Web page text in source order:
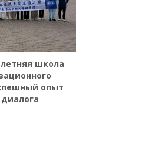
школа
опыт